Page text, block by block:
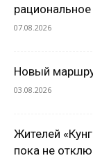
07.08.2026
Новый
03.08.2026
Жителей
пока не